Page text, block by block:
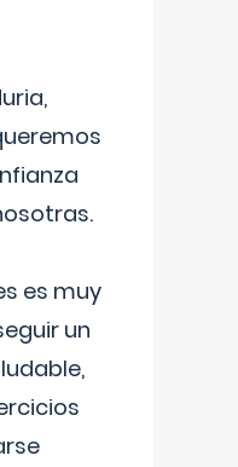
es muy
un